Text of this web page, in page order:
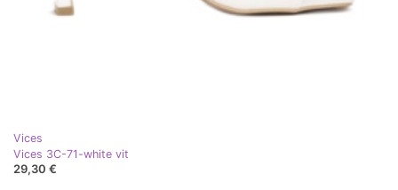
Vices
Vices 3C-71-white vit
29,30 €